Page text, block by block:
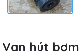
Van hút